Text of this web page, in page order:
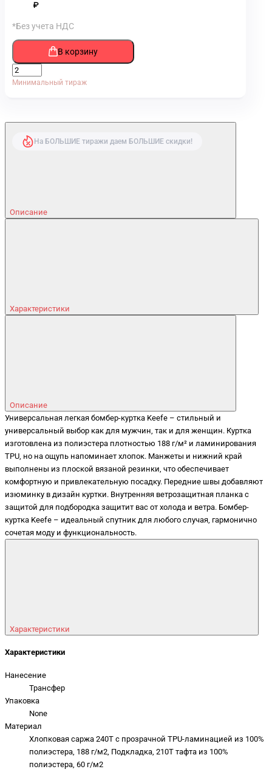
₽
*Без учета НДС
В корзину
Минимальный тираж
На БОЛЬШИЕ тиражи даем БОЛЬШИЕ скидки!
Описание
Характеристики
Описание
Универсальная легкая бомбер-куртка Keefe – стильный и
универсальный выбор как для мужчин, так и для женщин. Куртка
изготовлена из полиэстера плотностью 188 г/м² и ламинирования
TPU, но на ощупь напоминает хлопок. Манжеты и нижний край
выполнены из плоской вязаной резинки, что обеспечивает
комфортную и привлекательную посадку. Передние швы добавляют
изюминку в дизайн куртки. Внутренняя ветрозащитная планка с
защитой для подбородка защитит вас от холода и ветра. Бомбер-
куртка Keefe – идеальный спутник для любого случая, гармонично
сочетая моду и функциональность.
Характеристики
Характеристики
Нанесение
Трансфер
Упаковка
None
Материал
Хлопковая саржа 240T с прозрачной TPU-ламинацией из 100%
полиэстера, 188 г/м2, Подкладка, 210T тафта из 100%
полиэстера, 60 г/м2